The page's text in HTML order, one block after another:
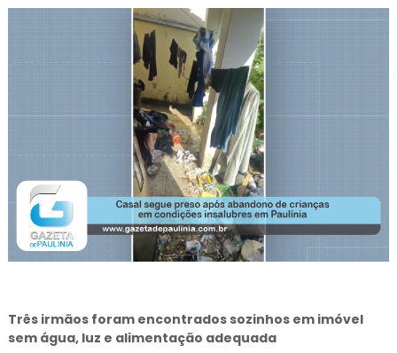
Três irmãos foram encontrados sozinhos em imóvel
sem água, luz e alimentação adequada